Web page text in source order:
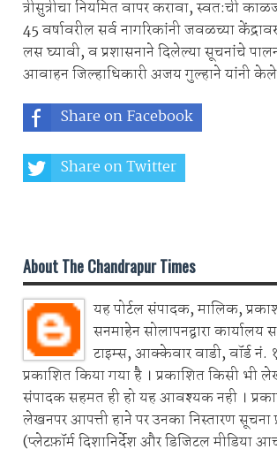
त्रीसुत्रीचा नियमित वापर करावा, स्वत:ची
45 वर्षावरील सर्व नागरिकांनी जवळच्या
लस घ्यावी, व प्रशासनाने दिलेल्या सूचनांचे
आवाहन जिल्हाधिकारी अजय गुल्हाने यांनी
Share on Facebook
Share on Twitter
About The Chandrapur Times
यह पोर्टल संपादक, मालिक,
सनमाहेन सोलापनद्वारा कार्यालय
टाइम्स, आक्केवार वाडी, वॉर्ड नं.
प्रकाशित किया गया है । प्रकाशित किसी भी
संपादक सहमत ही हो यह आवश्यक नही ।
लेखनपर आपत्ती हाने पर उनका निस्तारण सूचना
(प्लेटफ़ॉर्म दिशानिर्देश और डिजिटल मीडिया